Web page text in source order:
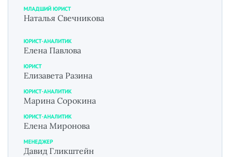
МЛАДШИЙ ЮРИСТ
Наталья Свечникова
ЮРИСТ-АНАЛИТИК
Елена Павлова
ЮРИСТ
Елизавета Разина
ЮРИСТ-АНАЛИТИК
Марина Сорокина
ЮРИСТ-АНАЛИТИК
Елена Миронова
МЕНЕДЖЕР
Давид Гликштейн